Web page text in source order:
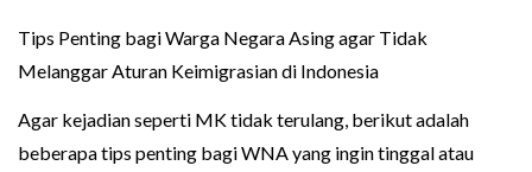
Tips Penting bagi Warga Negara Asing agar Tidak
Melanggar Aturan Keimigrasian di Indonesia
Agar kejadian seperti MK tidak terulang, berikut adalah
beberapa tips penting bagi WNA yang ingin tinggal atau